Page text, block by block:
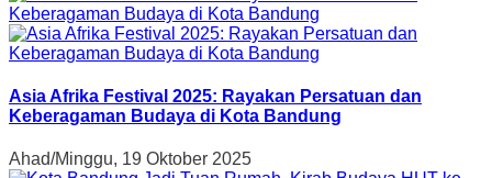
Asia Afrika Festival 2025: Rayakan Persatuan dan
Keberagaman Budaya di Kota Bandung
Ahad/Minggu, 19 Oktober 2025